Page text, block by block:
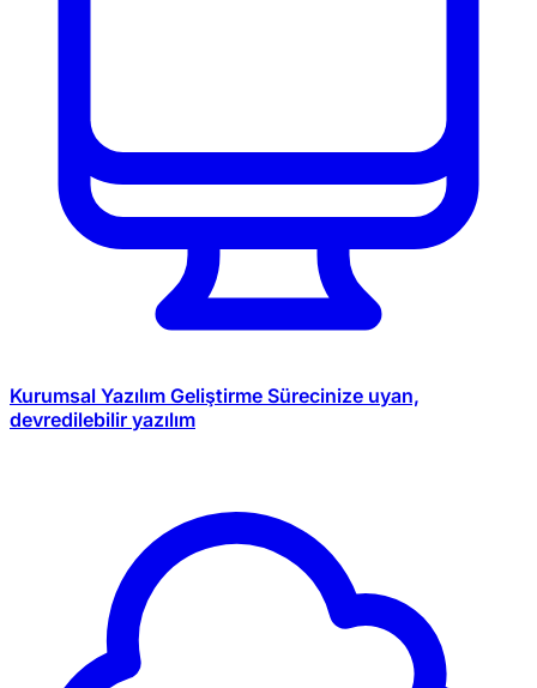
Kurumsal Yazılım Geliştirme Sürecinize uyan,
devredilebilir yazılım